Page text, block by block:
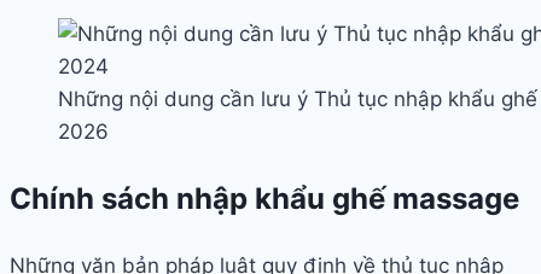
Những nội dung cần lưu ý Thủ tục nhập khẩu
2026
Chính sách nhập khẩu ghế massage
Những văn bản pháp luật quy định về thủ tục nhập